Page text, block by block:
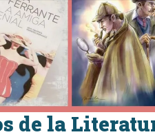
de la